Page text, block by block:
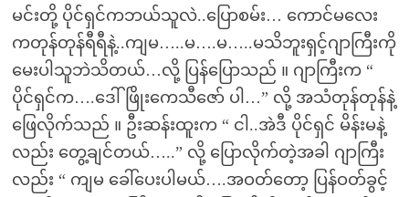
မင်းတို့ ပိုင်ရှင်ကဘယ်သူလဲ..ပြောစမ်း… ကောင်မလေး
ကတုန်တုန်ရီရီနဲ့..ကျမ…..မ….မ…..မသိဘူးရှင့်ဂျာကြီးကို
မေးပါသူဘဲသိတယ်…လို့ ပြန်ပြောသည် ။ ဂျာကြီးက “
ပိုင်ရှင်က….ဒေါ်ဖြိုးကေသီဇော် ပါ…” လို့ အသံတုန်တုန်နဲ့
ဖြေလိုက်သည် ။ ဦးဆန်းထူးက “ ငါ..အဲဒီ ပိုင်ရှင် မိန်းမနဲ့
လည်း တွေ့ချင်တယ်…..” လို့ ပြောလိုက်တဲ့အခါ ဂျာကြီး
လည်း “ ကျမ ခေါ်ပေးပါမယ်….အဝတ်တော့ ပြန်ဝတ်ခွင့်